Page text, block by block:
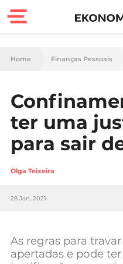
Finanças
Carreira
Casa
Lifestyle
Sociedade
Negócios
Home Finanças Pessoais
ter uma
para sair
Olga Teixeira
28 Jan, 2021
As regras para
apertadas e pode